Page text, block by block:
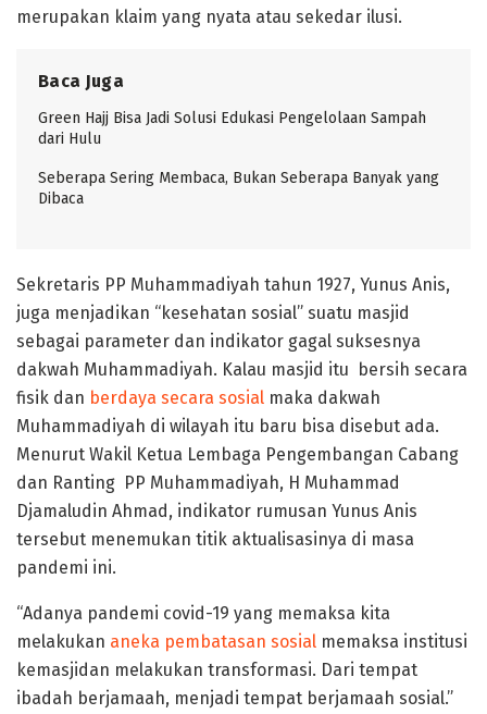
merupakan klaim yang nyata atau sekedar ilusi.
Baca Juga
Green Hajj Bisa Jadi Solusi Edukasi Pengelolaan Sampah
dari Hulu
Seberapa Sering Membaca, Bukan Seberapa Banyak yang
Dibaca
Sekretaris PP Muhammadiyah tahun 1927, Yunus Anis,
juga menjadikan “kesehatan sosial” suatu masjid
sebagai parameter dan indikator gagal suksesnya
dakwah Muhammadiyah. Kalau masjid itu bersih secara
fisik dan berdaya secara sosial maka dakwah
Muhammadiyah di wilayah itu baru bisa disebut ada.
Menurut Wakil Ketua Lembaga Pengembangan Cabang
dan Ranting PP Muhammadiyah, H Muhammad
Djamaludin Ahmad, indikator rumusan Yunus Anis
tersebut menemukan titik aktualisasinya di masa
pandemi ini.
“Adanya pandemi covid-19 yang memaksa kita
melakukan aneka pembatasan sosial memaksa institusi
kemasjidan melakukan transformasi. Dari tempat
ibadah berjamaah, menjadi tempat berjamaah sosial.”